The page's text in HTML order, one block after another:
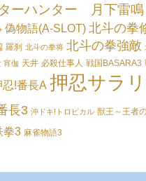
ーハンター 月下雷鳴
偽物語(A-SLOT) 北斗の拳
羅刹 北斗の拳将 北斗の拳強敵
宵伽 天井 必殺仕事人 戦国BASARA3
忍!番長A 押忍サラ
長3 沖ドキ!トロピカル 獣王～王者
拳3 麻雀物語3